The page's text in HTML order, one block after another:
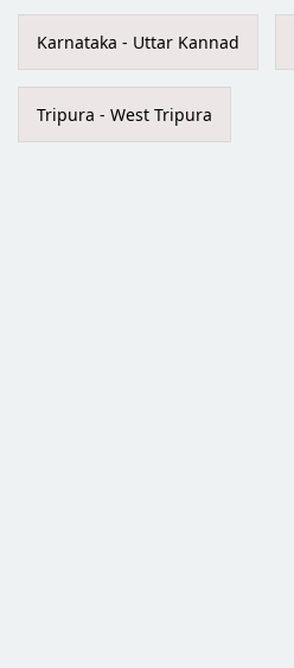
Karnataka - Uttar Kannad
Tripura - West Tripura